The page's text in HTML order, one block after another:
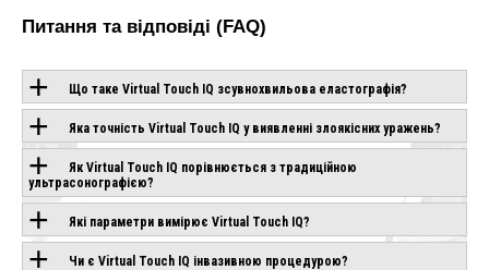
Питання та відповіді (FAQ)
Що таке Virtual Touch IQ зсувнохвильова еластографія?
Яка точність Virtual Touch IQ у виявленні злоякісних уражень?
Як Virtual Touch IQ порівнюється з традиційною
ультрасонографією?
Які параметри вимірює Virtual Touch IQ?
Чи є Virtual Touch IQ інвазивною процедурою?
ОБЛАДНАННЯ З
ЦІЄЮ
ТЕХНОЛОГІЄЮ